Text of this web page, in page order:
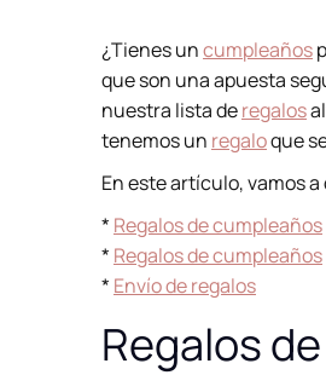
¿Tienes uncumpleaños
que son una apuesta
nuestra lista deregalos
tenemos un regaloque
En este artículo, vamos
* Regalos de cumpleaños
* Regalos de cumpleaños
* Envío de regalos
Regalos